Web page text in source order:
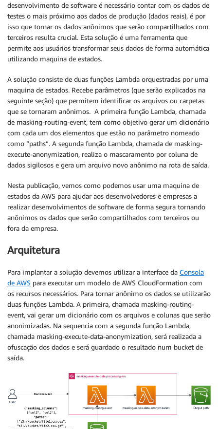
desenvolvimento de software é necessário contar com os dados de
testes o mais próximo aos dados de produção (dados reais), é por
isso que tornar os dados anônimos que serão compartilhados com
terceiros resulta crucial. Esta solução é uma ferramenta que
permite aos usuários transformar seus dados de forma automática
utilizando maquina de estados.
A solução consiste de duas funções Lambda orquestradas por uma
maquina de estados. Recebe parâmetros (que serão explicados na
seguinte seção) que permitem identificar os arquivos ou carpetas
que se tornaram anônimos. A primeira função Lambda, chamada
de masking-routing-event, tem como objetivo gerar um dicionário
com cada um dos elementos que estão no parâmetro nomeado
como “paths”. A segunda função Lambda, chamada de masking-
execute-anonymization, realiza o mascaramento por coluna de
dados sigilosos e gera um arquivo novo anônimo na rota de saída.
Nesta publicação, vemos como podemos usar uma maquina de
estados da AWS para ajudar aos desenvolvedores e empresas a
realizar desenvolvimentos de software de forma segura tornando
anônimos os dados que serão compartilhados com terceiros ou
fora da empresa.
Arquitetura
Para implantar a solução devemos utilizar a interface da Consola
de AWS para executar um modelo de AWS CloudFormation com
os recursos necessários. Para tornar anônimo os dados se utilizarão
duas funções Lambda. A primeira, chamada masking-routing-
event, vai gerar um dicionário com os arquivos e colunas que serão
anonimizadas. Na sequencia com a segunda função Lambda,
chamada masking-execute-data-anonymization, será realizada a
ofuscação dos dados e será guardado o resultado num bucket de
saída.